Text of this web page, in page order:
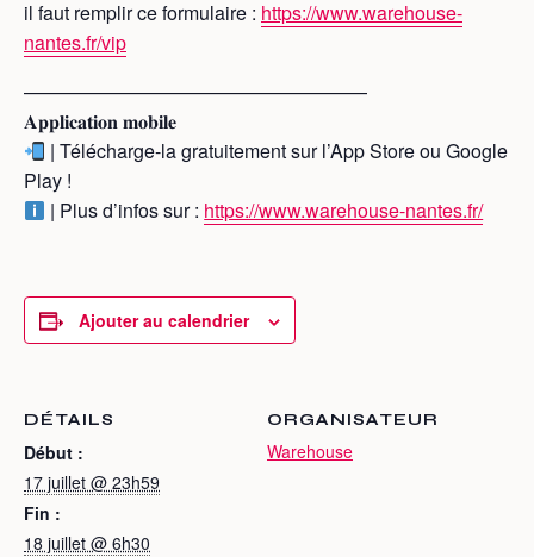
il faut remplir ce formulaire : https://www.warehouse-
nantes.fr/vip
——————————————————
𝐀𝐩𝐩𝐥𝐢𝐜𝐚𝐭𝐢𝐨𝐧 𝐦𝐨𝐛𝐢𝐥𝐞
| Télécharge-la gratuitement sur l’App Store ou Google
Play !
| Plus d’infos sur : https://www.warehouse-nantes.fr/
Ajouter au calendrier
DÉTAILS
Début :
17 juillet @ 23h59
Fin :
18 juillet @ 6h30
ORGANISATEUR
Warehouse